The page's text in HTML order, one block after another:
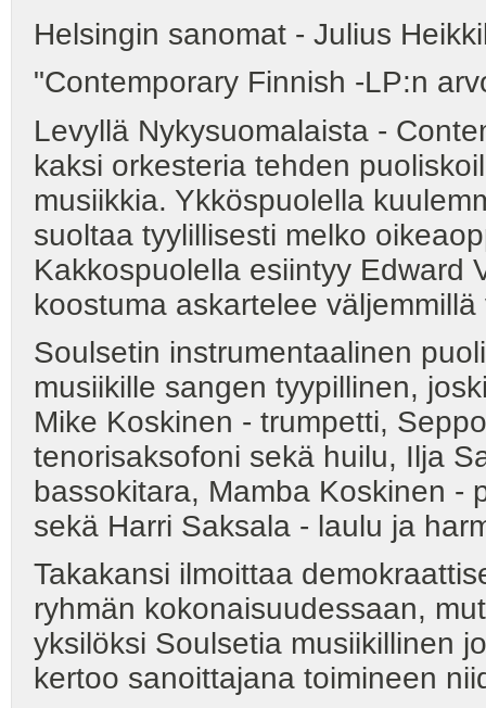
Helsingin sanomat - Julius
"Contemporary Finnish -LP:n
Levyllä Nykysuomalaista -
kaksi orkesteria tehden
musiikkia. Ykköspuolella
suoltaa tyylillisesti melko
Kakkospuolella esiintyy Edward
koostuma askartelee
Soulsetin instrumentaalinen
musiikille sangen tyypillinen,
Mike Koskinen - trumpetti,
tenorisaksofoni sekä huilu, Ilja
bassokitara, Mamba Koskinen -
sekä Harri Saksala - laulu ja
Takakansi ilmoittaa
ryhmän kokonaisuudessaan,
yksilöksi Soulsetia musiikillinen
kertoo sanoittajana toimineen